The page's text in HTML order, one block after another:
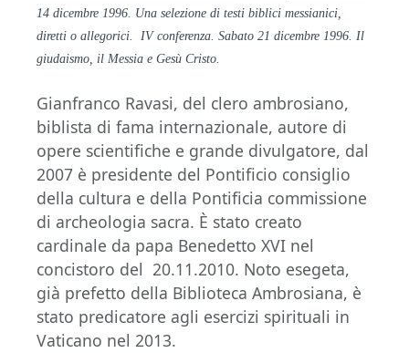
14 dicembre 1996. Una selezione di testi biblici messianici,
diretti o allegorici. IV conferenza. Sabato 21 dicembre 1996. Il
giudaismo, il Messia e Gesù Cristo.
Gianfranco Ravasi, del clero ambrosiano,
biblista di fama internazionale, autore di
opere scientifiche e grande divulgatore, dal
2007 è presidente del Pontificio consiglio
della cultura e della Pontificia commissione
di archeologia sacra. È stato creato
cardinale da papa Benedetto XVI nel
concistoro del 20.11.2010. Noto esegeta,
già prefetto della Biblioteca Ambrosiana, è
stato predicatore agli esercizi spirituali in
Vaticano nel 2013.